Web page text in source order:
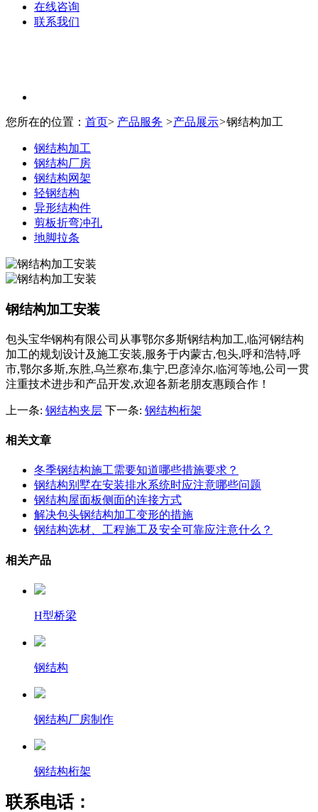
在线咨询
联系我们
您所在的位置： 首页> 产品服务 >产品展示>钢结构加工
钢结构加工
钢结构厂房
钢结构网架
轻钢结构
异形结构件
剪板折弯冲孔
地脚拉条
钢结构加工安装
包头宝华钢构有限公司从事鄂尔多斯钢结构加工,临河钢结构
加工的规划设计及施工安装,服务于内蒙古,包头,呼和浩特,呼
市,鄂尔多斯,东胜,乌兰察布,集宁,巴彦淖尔,临河等地,公司一贯
注重技术进步和产品开发,欢迎各新老朋友惠顾合作！
上一条: 钢结构夹层 下一条: 钢结构桁架
相关文章
冬季钢结构施工需要知道哪些措施要求？
钢结构别墅在安装排水系统时应注意哪些问题
钢结构屋面板侧面的连接方式
解决包头钢结构加工变形的措施
钢结构选材、工程施工及安全可靠应注意什么？
相关产品
H型桥梁
钢结构
钢结构厂房制作
钢结构桁架
联系电话：